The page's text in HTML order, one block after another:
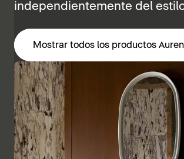
independientemente del
Mostrar todos los productos